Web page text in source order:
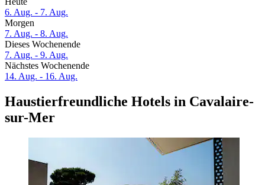
6. Aug. - 7. Aug.
Morgen
7. Aug. - 8. Aug.
Dieses Wochenende
7. Aug. - 9. Aug.
Nächstes Wochenende
14. Aug. - 16. Aug.
Haustierfreundliche Hotels in Cavalaire-
sur-Mer